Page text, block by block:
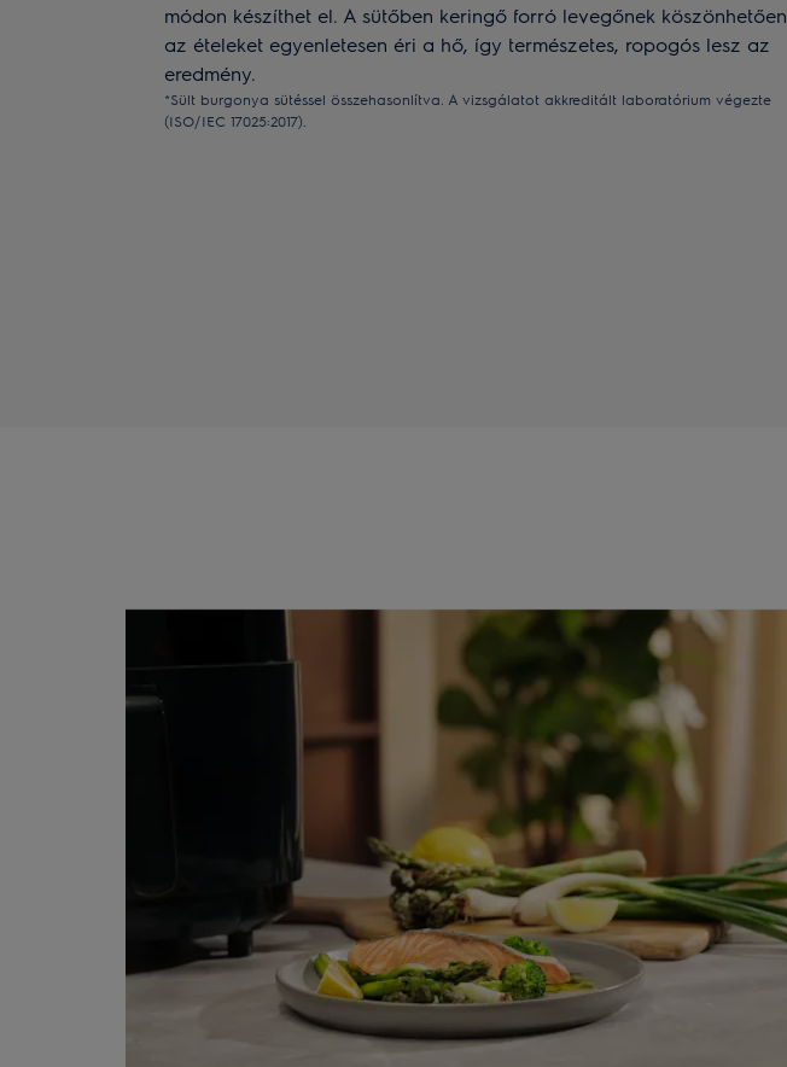
módon készíthet el. A sütőben keringő forró levegőnek köszönhetően
az ételeket egyenletesen éri a hő, így természetes, ropogós lesz az
eredmény.
*Sült burgonya sütéssel összehasonlítva. A vizsgálatot akkreditált laboratórium végezte
(ISO/IEC 17025:2017).